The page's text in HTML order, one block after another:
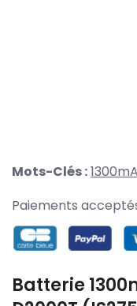
Mots-Clés :
Paiements
Batterie